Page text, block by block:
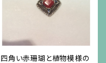
四角い赤珊瑚と植物模様の